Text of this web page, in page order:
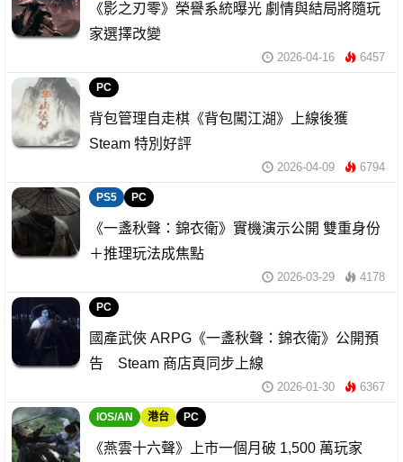
《影之刃零》榮譽系統曝光 劇情與結局將隨玩
家選擇改變
2026-04-16 6457
PC
背包管理自走棋《背包闖江湖》上線後獲
Steam 特別好評
2026-04-09 6794
PS5 PC
《一盞秋聲：錦衣衛》實機演示公開 雙重身份
＋推理玩法成焦點
2026-03-29 4178
PC
國產武俠 ARPG《一盞秋聲：錦衣衛》公開預
告 Steam 商店頁同步上線
2026-01-30 6367
IOS/AN 港台 PC
《燕雲十六聲》上市一個月破 1,500 萬玩家